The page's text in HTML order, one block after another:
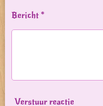
Bericht *
Verstuur reactie